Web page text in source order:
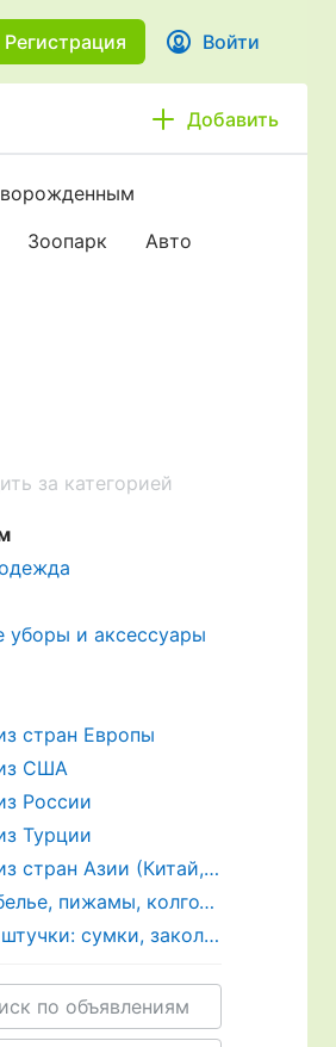
Регистрация Войти
Добавить
Зоопарк
Авто
за категорией
уборы и аксессуары
стран Европы
США
России
Турции
Одежда из стран Азии (Китай, Корея и тп)
Нижнее белье, пижамы, колготки, все для пляжа
Девичьи штучки: сумки, заколки, детская бижутерия, ремни, часы, зонты и прочее